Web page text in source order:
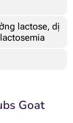
lactose, dị
Goat